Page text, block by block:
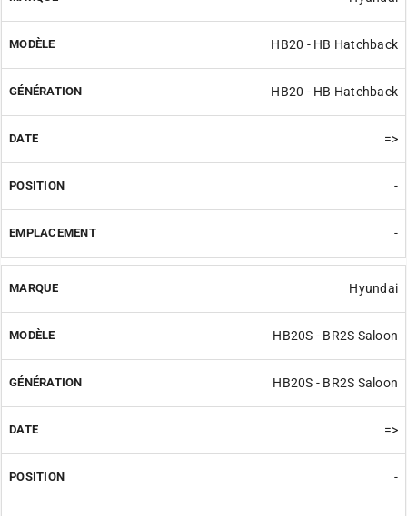
HB20 - HB Hatchback
HB20 - HB Hatchback
=>
-
-
Hyundai
HB20S - BR2S Saloon
HB20S - BR2S Saloon
=>
-